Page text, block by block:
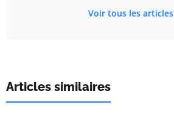
Voir tous les
Articles similaires